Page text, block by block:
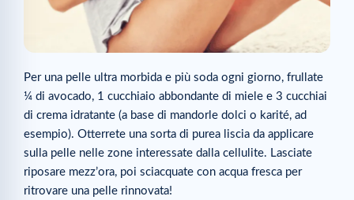
Per una pelle ultra morbida e più soda ogni giorno, frullate
¼ di avocado, 1 cucchiaio abbondante di miele e 3 cucchiai
di crema idratante (a base di mandorle dolci o karité, ad
esempio). Otterrete una sorta di purea liscia da applicare
sulla pelle nelle zone interessate dalla cellulite. Lasciate
riposare mezz’ora, poi sciacquate con acqua fresca per
ritrovare una pelle rinnovata!